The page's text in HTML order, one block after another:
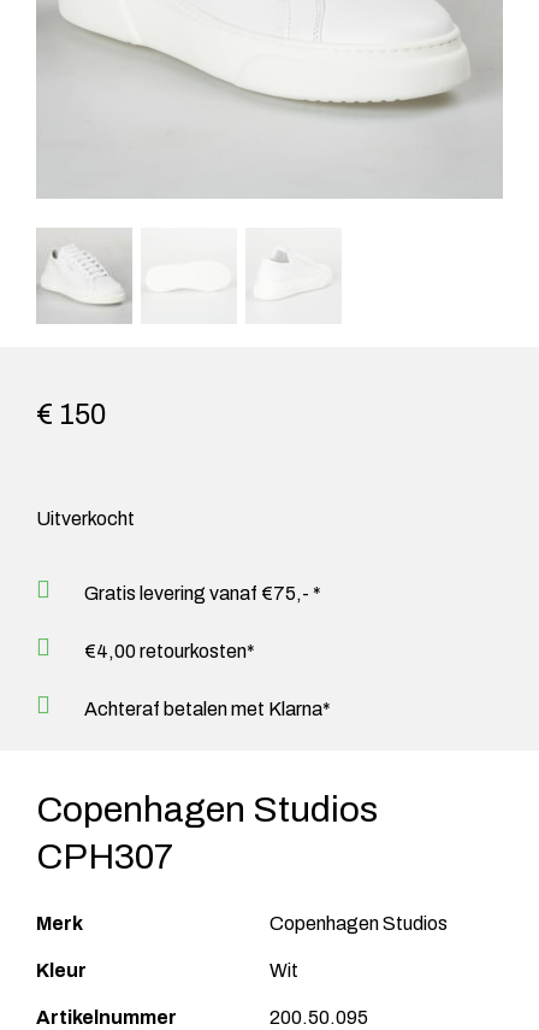
€ 150
Uitverkocht
Gratis levering vanaf €75,- *
€4,00 retourkosten*
Achteraf betalen met Klarna*
Copenhagen Studios
CPH307
Merk Copenhagen Studios
Kleur Wit
Artikelnummer 200.50.095